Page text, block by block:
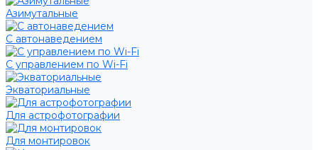
Азимутальные
С автонаведением
С управлением по Wi-Fi
Экваториальные
Для астрофотографии
Для монтировок